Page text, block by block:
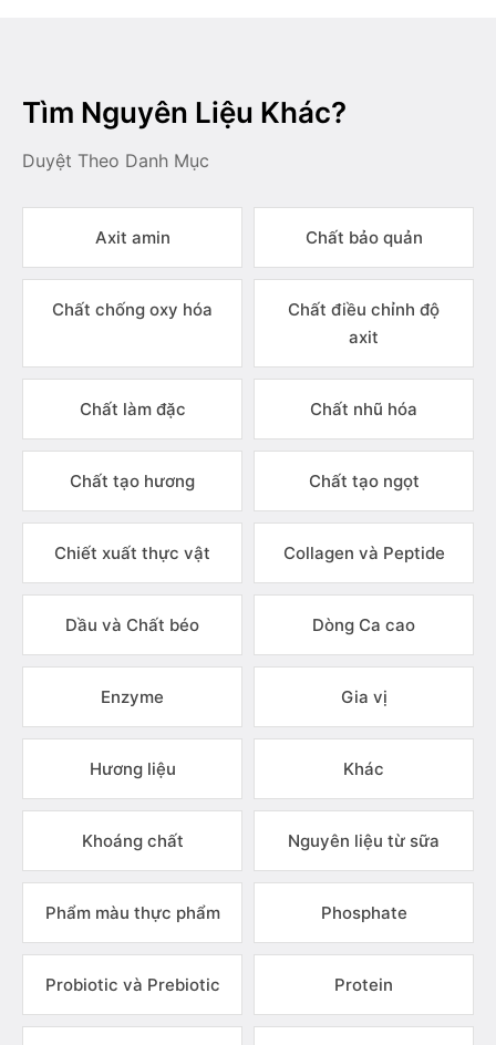
Tìm Nguyên Liệu Khác?
Duyệt Theo Danh Mục
Axit amin Chất bảo quản
Chất chống oxy hóa
Chất điều chỉnh độ
axit
Chất làm đặc Chất nhũ hóa
Chất tạo hương Chất tạo ngọt
Chiết xuất thực vật Collagen và Peptide
Dầu và Chất béo Dòng Ca cao
Enzyme Gia vị
Hương liệu Khác
Khoáng chất Nguyên liệu từ sữa
Phẩm màu thực phẩm Phosphate
Probiotic và Prebiotic Protein